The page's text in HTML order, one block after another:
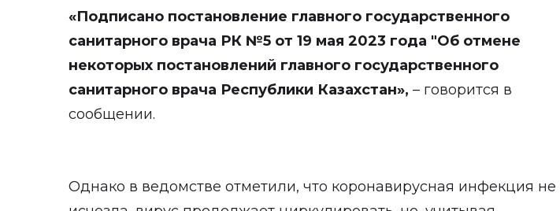
«Подписано постановление главного государственного
санитарного врача РК №5 от 19 мая 2023 года "Об отмене
некоторых постановлений главного государственного
санитарного врача Республики Казахстан», – говорится в
сообщении.
Однако в ведомстве отметили, что коронавирусная инфекция не